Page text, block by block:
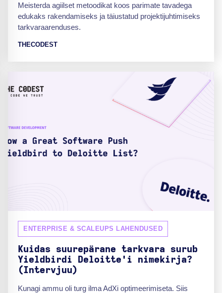
Meisterda agiilset metoodikat koos parimate tavadega
edukaks rakendamiseks ja täiustatud projektijuhtimiseks
tarkvaraarenduses.
THECODEST
ENTERPRISE & SCALEUPS LAHENDUSED
Kuidas suurepärane tarkvara surub
Yieldbirdi Deloitte'i nimekirja?
(Intervjuu)
Kunagi ammu oli turg ilma AdXi optimeerimiseta. Siis